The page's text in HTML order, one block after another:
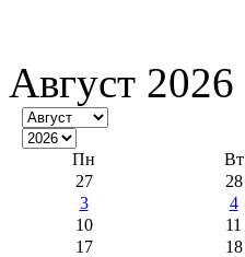
Август 2026
Пн Вт
27
28
3
4
10
11
17
18